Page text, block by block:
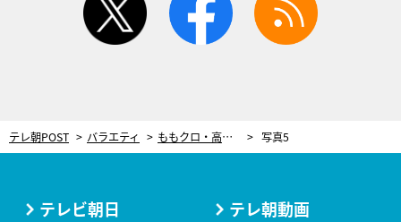
テレ朝POST バラエティ ももクロ・高城れに、“いいにおいがする”人気芸人の香りにゾッコン！ 本人の前でまさかの大照れ 写真5
テレビ朝日 テレ朝動画